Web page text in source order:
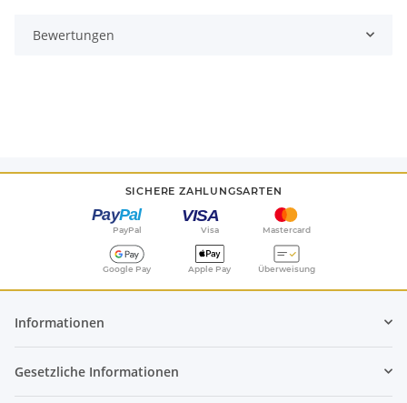
Bewertungen
SICHERE ZAHLUNGSARTEN
PayPal Visa Mastercard
Google Pay Apple Pay Überweisung
Informationen
Gesetzliche Informationen